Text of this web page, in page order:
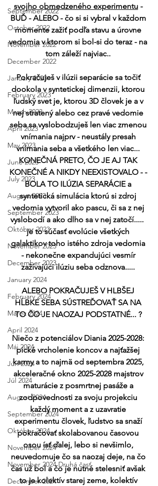
September 2022
October 2022
November 2022
December 2022
January 2023
February 2023
March 2023
April 2023
May 2023
June 2023
July 2023
August 2023
September 2023
Október 2023
November 2023
December 2023
January 2024
February 2024
Marec 2024
April 2024
Máj 2024
Jún 2024
Júl 2024
August 2024
September 2024
Október 2024
November 2024
November 2024 Druhá časť
December 2024
svojho obmedzeného experimentu -
BUĎ - ALEBO - čo si si vybral v každom
momente zažiť podľa stavu a úrovne
vedomia v ktorom si bol-si do teraz - na
tom záleží najviac..
Pokračuješ v ilúzii separácie sa točiť
dookola v syntetickej dimenzii, ktorou
ľudský svet je, ktorou 3D človek je a v
nej stratený alebo cez pravé vedomie
seba sa vyslobodzuješ len viac zmenou
vnímania najprv - neustály presah
vnímania seba a všetkého len viac...
KONEČNÁ PRETO, ČO JE AJ TAK
KONEČNÉ A NIKDY NEEXISTOVALO - -
BOLA TO ILÚZIA SEPARÁCIE a
syntetická simulácia ktorú si zdroj
vedomia vytvoril ako pascu, či sa z nej
vyslobodí a ako dlho sa v nej zatočí.....
je to súčasť evolúcie všetkých
galaktikov toho istého zdroja vedomia
- nekonečne expandujúci vesmír
zažívajúci ilúziu seba odznova.....
ALEBO POKRAČUJEŠ V HLBŠEJ
HĹBKE SEBA SÚSTREĎOVAŤ SA NA
TO ČO JE NAOZAJ PODSTATNÉ... ?
Niečo z potenciálov Diania 2025-2028:
pické vrcholenie koncov a najťažšej
karmy a to najmä od septembra 2025,
akceleračné okno 2025-2028 majstrov
maturácie z posmrtnej pasáže a
zodpovednosti za svoju projekciu
každý moment a z uzavratie
experimentu človek, ľudstvo sa snaží
pokračovať skolabovanou časovou
osou ísť ďalej, lebo si nevšimlo,
neuvedomuje čo sa naozaj deje, na čo
čas už bol a čo je nutné stelesniť avšak
to je kolektív starej zeme, kolektív